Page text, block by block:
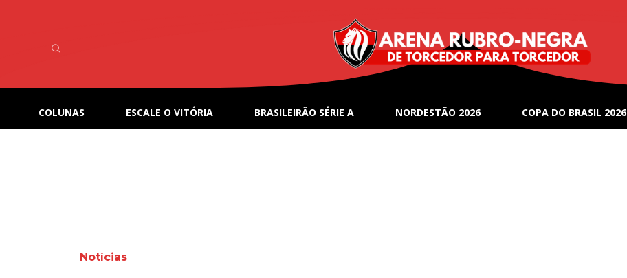
COLUNAS ESCALE O VITÓRIA BRASILEIRÃO SÉRIE A NORDESTÃO 2026 COPA DO BRASIL 2026
Notícias